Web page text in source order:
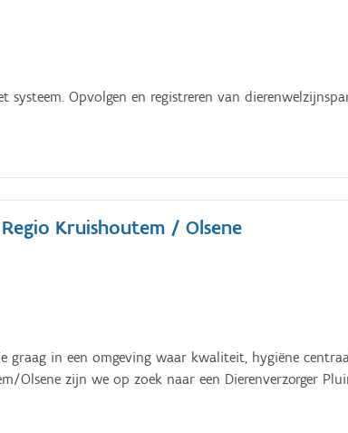
Opvolgen en registreren van
Kruishoutem / Olsene
graag in een omgeving waar kwaliteit, hygiëne
Olsene zijn we op zoek naar een Dierenverzorger